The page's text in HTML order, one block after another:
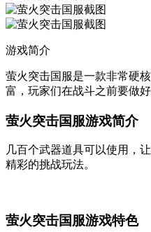
游戏简介
萤火突击国服是一款非常硬
富，玩家们在战斗之前要做
萤火突击国服游戏简介
几百个武器道具可以使用，
精彩的挑战玩法。
萤火突击国服游戏特色